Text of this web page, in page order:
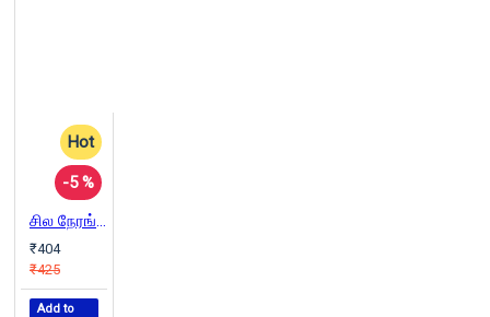
Hot
-5 %
சில நேரங்களில் சில மனிதர்கள்
₹404
₹425
Add to